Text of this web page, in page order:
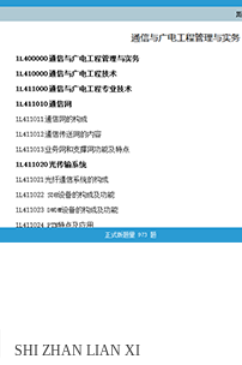
SHI ZHAN LIAN XI